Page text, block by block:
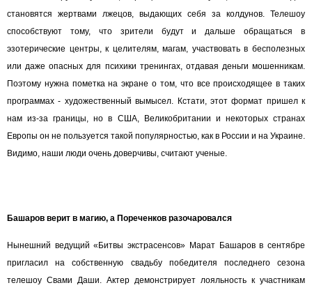
становятся жертвами лжецов, выдающих себя за колдунов. Телешоу
способствуют тому, что зрители будут и дальше обращаться в
эзотерические центры, к целителям, магам, участвовать в бесполезных
или даже опасных для психики тренингах, отдавая деньги мошенникам.
Поэтому нужна пометка на экране о том, что все происходящее в таких
программах - художественный вымысел. Кстати, этот формат пришел к
нам из-за границы, но в США, Великобритании и некоторых странах
Европы он не пользуется такой популярностью, как в России и на Украине.
Видимо, наши люди очень доверчивы, считают ученые.
Башаров верит в магию, а Пореченков разочаровался
Нынешний ведущий «Битвы экстрасенсов» Марат Башаров в сентябре
пригласил на собственную свадьбу победителя последнего сезона
телешоу Свами Даши. Актер демонстрирует лояльность к участникам